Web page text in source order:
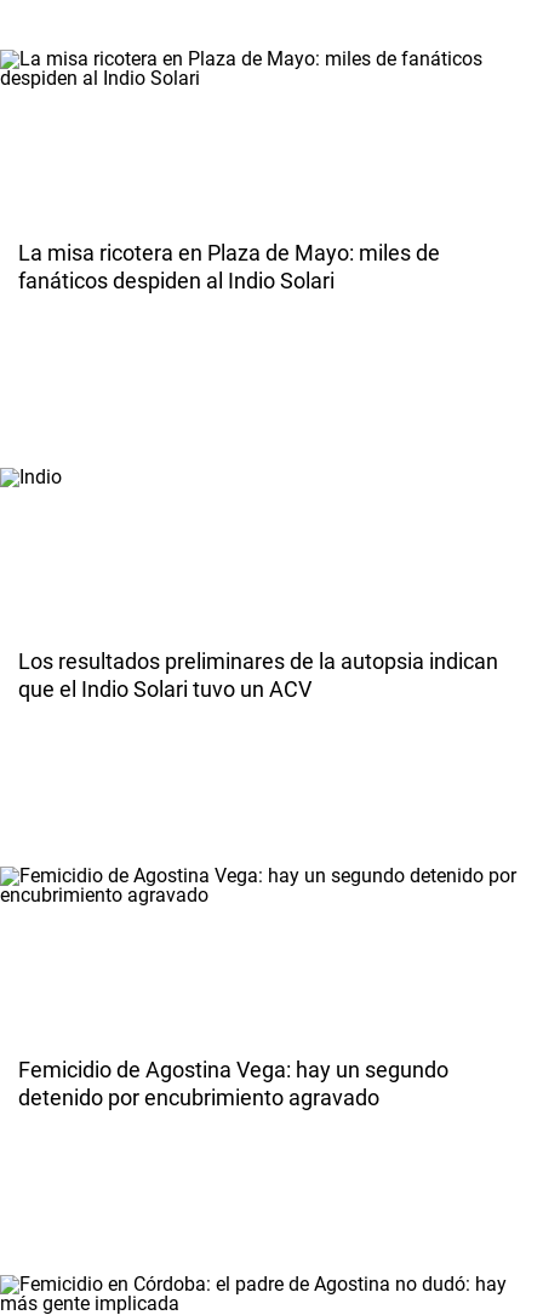
La misa ricotera en Plaza de Mayo: miles de
fanáticos despiden al Indio Solari
Los resultados preliminares de la autopsia indican
que el Indio Solari tuvo un ACV
Femicidio de Agostina Vega: hay un segundo
detenido por encubrimiento agravado